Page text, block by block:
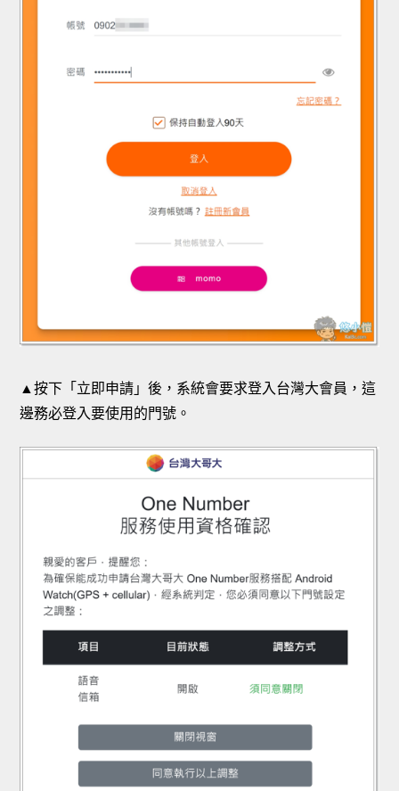
▲按下「立即申請」後，系統會要求登入台灣大會員，這
邊務必登入要使用的門號。